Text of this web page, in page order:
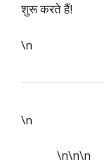
शुरू करते हैं!
\n
\n
\n\n\n